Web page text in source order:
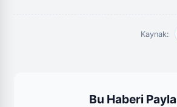
Kaynak:
Bu Haberi